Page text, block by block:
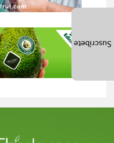
Suscríbete